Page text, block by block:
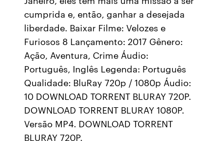
cumprida e, então, ganhar a desejada
liberdade. Baixar Filme: Velozes e
Furiosos 8 Lançamento: 2017 Gênero:
Ação, Aventura, Crime Áudio:
Português, Inglês Legenda: Português
Qualidade: BluRay 720p / 1080p Áudio:
10 DOWNLOAD TORRENT BLURAY 720P.
DOWNLOAD TORRENT BLURAY 1080P.
Versão MP4. DOWNLOAD TORRENT
BLURAY 720P.